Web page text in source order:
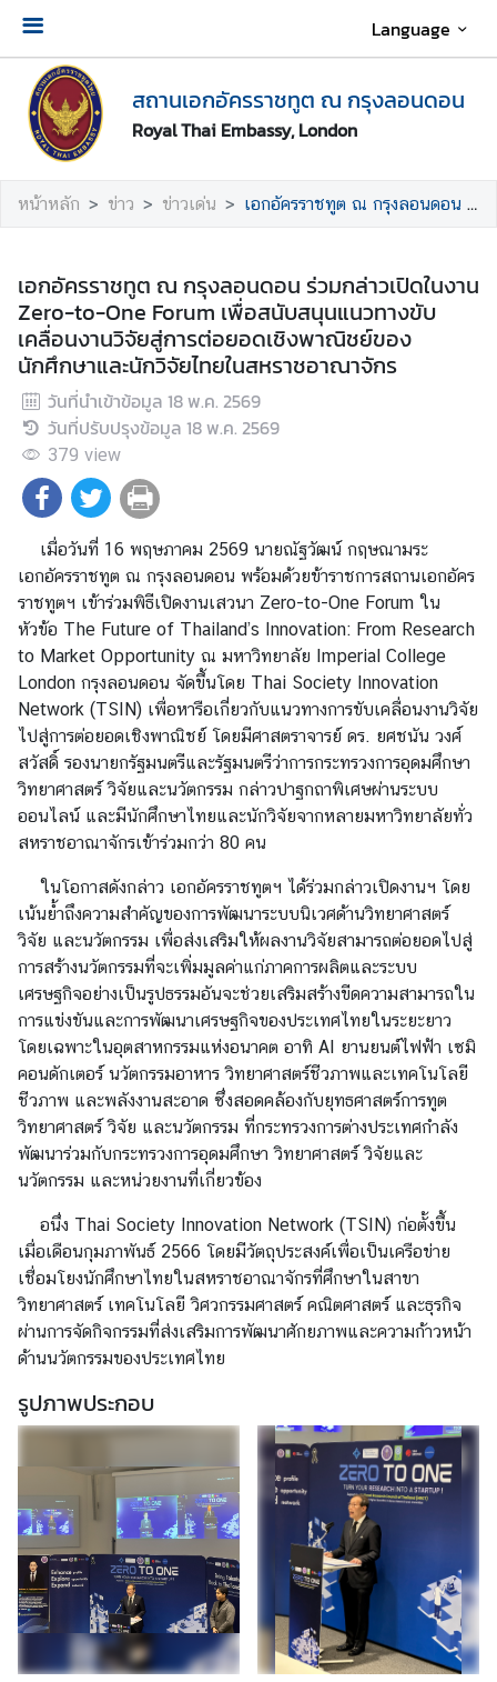
Language
สถานเอกอัครราชทูต ณ กรุงลอนดอน
Royal Thai Embassy, London
เ
กี่
ย
ว
บ
า
น
เ
อ
ก
อั
ค
ร
ร
ช
ทู
ต
ข่
า
ว
|
ป
ร
ะ
ก
ศ
บ
ริ
ก
า
ร
ด้
า
น
ก
ง
ล
ข้
อ
มู
สำ
ห
ค
น
ไ
ท
ค
หน้าหลัก ข่าว ข่าวเด่น เอกอัครราชทูต ณ กรุงลอนดอน ร่วมกล่าวเปิดในงาน Zero-to-One Forum เพื่อสนับสนุนแนวทางขับเคลื่อนงานวิจัยสู่การต่อยอดเชิงพาณิชย์ของนักศึกษาและนักวิจัยไทยในสหราชอาณาจักร
เอกอัครราชทูต ณ กรุงลอนดอน ร่วมกล่าวเปิดในงาน
Zero-to-One Forum เพื่อสนับสนุนแนวทางขับ
เคลื่อนงานวิจัยสู่การต่อยอดเชิงพาณิชย์ของ
นักศึกษาและนักวิจัยไทยในสหราชอาณาจักร
วันที่นำเข้าข้อมูล 18 พ.ค. 2569
วันที่ปรับปรุงข้อมูล 18 พ.ค. 2569
379 view
เมื่อวันที่ 16 พฤษภาคม 2569 นายณัฐวัฒน์ กฤษณามระ
เอกอัครราชทูต ณ กรุงลอนดอน พร้อมด้วยข้าราชการสถานเอกอัคร
ราชทูตฯ เข้าร่วมพิธีเปิดงานเสวนา Zero-to-One Forum ใน
หัวข้อ The Future of Thailand’s Innovation: From Research
to Market Opportunity ณ มหาวิทยาลัย Imperial College
London กรุงลอนดอน จัดขึ้นโดย Thai Society Innovation
Network (TSIN) เพื่อหารือเกี่ยวกับแนวทางการขับเคลื่อนงานวิจัย
ไปสู่การต่อยอดเชิงพาณิชย์ โดยมีศาสตราจารย์ ดร. ยศชนัน วงศ์
สวัสดิ์ รองนายกรัฐมนตรีและรัฐมนตรีว่าการกระทรวงการอุดมศึกษา
วิทยาศาสตร์ วิจัยและนวัตกรรม กล่าวปาฐกถาพิเศษผ่านระบบ
ออนไลน์ และมีนักศึกษาไทยและนักวิจัยจากหลายมหาวิทยาลัยทั่ว
สหราชอาณาจักรเข้าร่วมกว่า 80 คน
ในโอกาสดังกล่าว เอกอัครราชทูตฯ ได้ร่วมกล่าวเปิดงานฯ โดย
เน้นย้ำถึงความสำคัญของการพัฒนาระบบนิเวศด้านวิทยาศาสตร์
วิจัย และนวัตกรรม เพื่อส่งเสริมให้ผลงานวิจัยสามารถต่อยอดไปสู่
การสร้างนวัตกรรมที่จะเพิ่มมูลค่าแก่ภาคการผลิตและระบบ
เศรษฐกิจอย่างเป็นรูปธรรมอันจะช่วยเสริมสร้างขีดความสามารถใน
การแข่งขันและการพัฒนาเศรษฐกิจของประเทศไทยในระยะยาว
โดยเฉพาะในอุตสาหกรรมแห่งอนาคต อาทิ AI ยานยนต์ไฟฟ้า เซมิ
คอนดักเตอร์ นวัตกรรมอาหาร วิทยาศาสตร์ชีวภาพและเทคโนโลยี
ชีวภาพ และพลังงานสะอาด ซึ่งสอดคล้องกับยุทธศาสตร์การทูต
วิทยาศาสตร์ วิจัย และนวัตกรรม ที่กระทรวงการต่างประเทศกำลัง
พัฒนาร่วมกับกระทรวงการอุดมศึกษา วิทยาศาสตร์ วิจัยและ
นวัตกรรม และหน่วยงานที่เกี่ยวข้อง
อนึ่ง Thai Society Innovation Network (TSIN) ก่อตั้งขึ้น
เมื่อเดือนกุมภาพันธ์ 2566 โดยมีวัตถุประสงค์เพื่อเป็นเครือข่าย
เชื่อมโยงนักศึกษาไทยในสหราชอาณาจักรที่ศึกษาในสาขา
วิทยาศาสตร์ เทคโนโลยี วิศวกรรมศาสตร์ คณิตศาสตร์ และธุรกิจ
ผ่านการจัดกิจกรรมที่ส่งเสริมการพัฒนาศักยภาพและความก้าวหน้า
ด้านนวัตกรรมของประเทศไทย
รูปภาพประกอบ